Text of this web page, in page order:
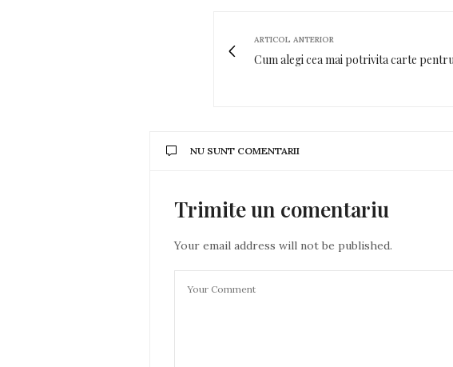
ARTICOL ANTERIOR
Cum alegi cea mai potrivita carte
NU SUNT COMENTARII
Trimite un comentariu
Your email address will not be published.